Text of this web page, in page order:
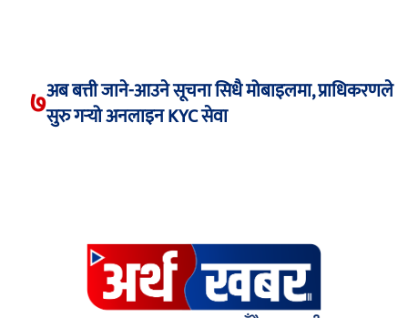
७अब बत्ती जाने-आउने सूचना सिधै मोबाइलमा, प्राधिकरणले
सुरु गर्‍यो अनलाइन KYC सेवा